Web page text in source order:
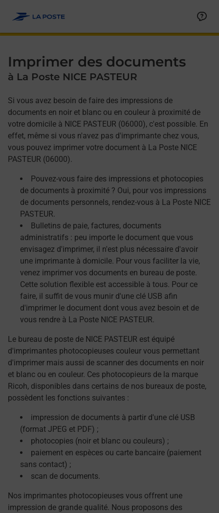
Imprimer des documents
à La Poste NICE PASTEUR
Si vous avez besoin de faire des impressions de
documents en noir et blanc ou en couleur à proximité de
votre domicile à NICE PASTEUR (06000), c'est possible. En
effet, même si vous n'avez pas d'imprimante chez vous,
vous pouvez imprimer votre document à La Poste NICE
PASTEUR (06000).
Pouvez-vous faire des impressions et photocopies
de documents à proximité ? Oui, pour vos impressions
de documents personnels, rendez-vous à La Poste NICE
PASTEUR.
Bulletins de paie, factures, documents
administratifs : peu importe le document que vous
envisagez d'imprimer, il n'est plus nécessaire d'avoir
une imprimante à domicile. Pour vous faciliter la vie,
venez imprimer vos documents en bureau de poste.
Cette solution flexible est accessible à tous. Pour ce
faire, il suffit de vous munir d'une clé USB afin
d'imprimer le document dont vous avez besoin et de
vous rendre à La Poste NICE PASTEUR.
Le bureau de poste de NICE PASTEUR est équipé
d'imprimantes photocopieuses couleur vous permettant
d'imprimer mais aussi de scanner des documents en noir
et blanc ou en couleur. Ces photocopieurs de la marque
Ricoh, disponibles dans certains de nos bureaux de poste,
possèdent les fonctions suivantes :
impression de documents à partir d'une clé USB
(format JPEG et PDF) ;
photocopies (noir et blanc ou couleurs) ;
paiement en espèces ou carte bancaire (paiement
sans contact) ;
scan de documents.
Nos imprimantes photocopieuses vous offrent une
impression de grande qualité. Nous proposons des